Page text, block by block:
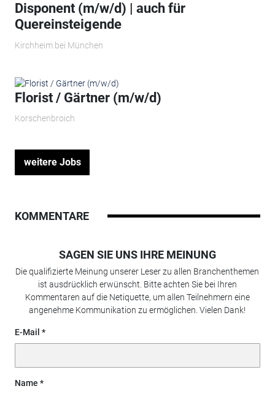
Disponent (m/w/d) | auch für
Quereinsteigende
Kirchheim bei München
Florist / Gärtner (m/w/d)
Korschenbroich
weitere Jobs
KOMMENTARE
SAGEN SIE UNS IHRE MEINUNG
Die qualifizierte Meinung unserer Leser zu allen Branchenthemen
ist ausdrücklich erwünscht. Bitte achten Sie bei Ihren
Kommentaren auf die Netiquette, um allen Teilnehmern eine
angenehme Kommunikation zu ermöglichen. Vielen Dank!
E-Mail
Name